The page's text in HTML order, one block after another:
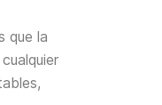
que la